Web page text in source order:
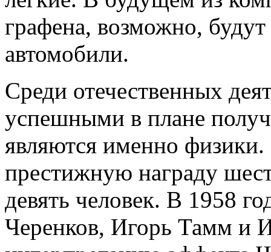
графена, возможно,
автомобили.
Среди отечественных
успешными в плане
являются именно
престижную награду
девять человек. В 1958
Черенков, Игорь Тамм и